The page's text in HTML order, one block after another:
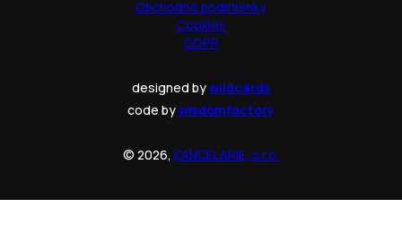
Obchodné podmienky
Cookies
GDPR
designed bywildcards
code bywisdomfactory
© 2026, KANCELARIE, s.r.o.